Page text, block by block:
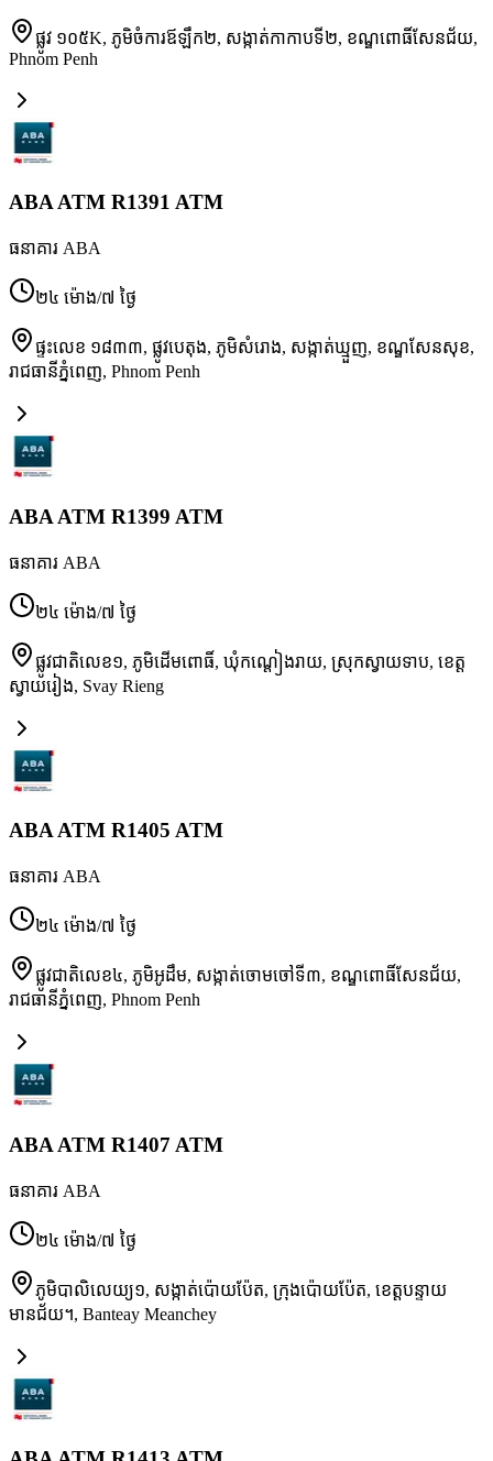
ផ្លូវ ១០៥K, ភូមិចំការឪឡឹក២, សង្កាត់កាកាបទី២, ខណ្ឌពោធិ៍សែនជ័យ,
Phnom Penh
ABA ATM R1391 ATM
ធនាគារ ABA
២៤ ម៉ោង/៧ ថ្ងៃ
ផ្ទះលេខ ១៨៣៣, ផ្លូវបេតុង, ភូមិសំរោង, សង្កាត់ឃ្មួញ, ខណ្ឌសែនសុខ,
រាជធានីភ្នំពេញ, Phnom Penh
ABA ATM R1399 ATM
ធនាគារ ABA
២៤ ម៉ោង/៧ ថ្ងៃ
ផ្លូវជាតិលេខ១, ភូមិដើមពោធិ៍, ឃុំកណ្ដៀងរាយ, ស្រុកស្វាយទាប, ខេត្ត
ស្វាយរៀង, Svay Rieng
ABA ATM R1405 ATM
ធនាគារ ABA
២៤ ម៉ោង/៧ ថ្ងៃ
ផ្លូវជាតិលេខ៤, ភូមិអូដឹម, សង្កាត់ចោមចៅទី៣, ខណ្ឌពោធិ៍សែនជ័យ,
រាជធានីភ្នំពេញ, Phnom Penh
ABA ATM R1407 ATM
ធនាគារ ABA
២៤ ម៉ោង/៧ ថ្ងៃ
ភូមិបាលិលេយ្យ១, សង្កាត់ប៉ោយប៉ែត, ក្រុងប៉ោយប៉ែត, ខេត្តបន្ទាយ
មានជ័យ។, Banteay Meanchey